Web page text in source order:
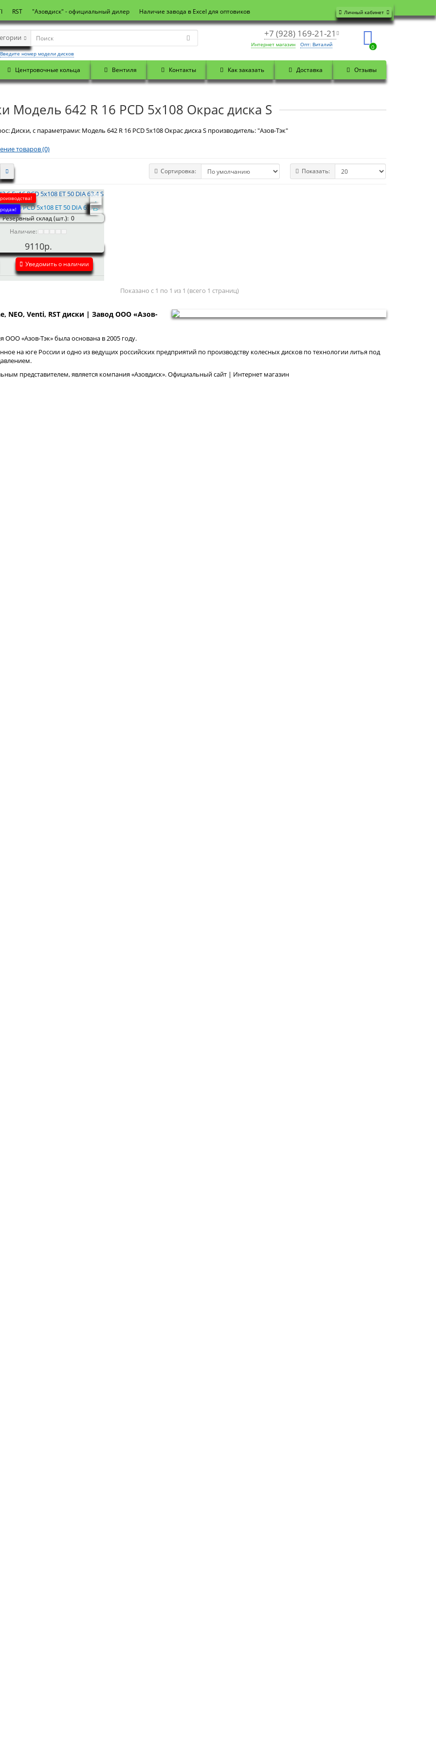
Личный кабинет
RST "Азовдиск" - официальный дилер Наличие завода в Excel для оптовиков
+7 (928) 169-21-21
Интернет магазин Опт: Виталий 0
Введите номер модели дисков
Центровочные кольца Вентиля Контакты Как заказать Доставка Отзывы
Модель 642 R 16 PCD 5x108 Окрас диска S
Диски, с параметрами: Модель 642 R 16 PCD 5x108 Окрас диска S производитель: "Азов-Тэк"
товаров (0)
Сортировка: Показать:
6.5x16 PCD 5x108 ET 50 DIA 63.4 S
Резервный склад (шт.): 0
Наличие:
9110р.
Уведомить о наличии
Показано с 1 по 1 из 1 (всего 1 страниц)
NEO, Venti, RST диски | Завод ООО «Азов-
ООО «Азов-Тэк» была основана в 2005 году.
на юге России и одно из ведущих российских предприятий по производству колесных дисков по технологии литья под
представителем, является компания «Азовдиск». Официальный сайт | Интернет магазин